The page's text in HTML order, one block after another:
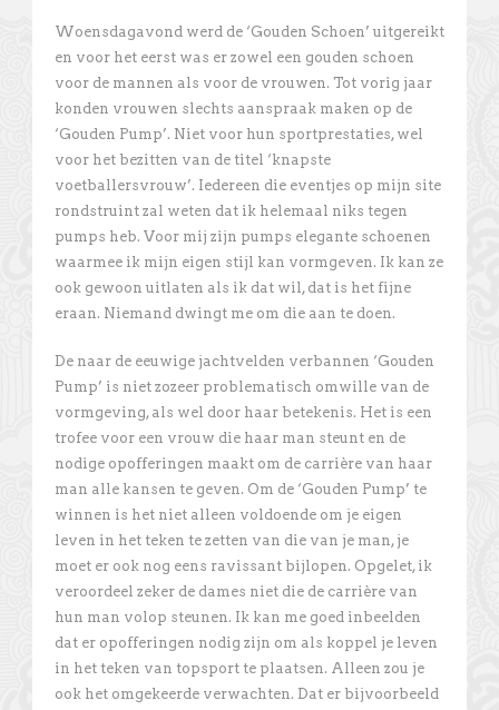
Woensdagavond werd de ‘Gouden Schoen’ uitgereikt
en voor het eerst was er zowel een gouden schoen
voor de mannen als voor de vrouwen. Tot vorig jaar
konden vrouwen slechts aanspraak maken op de
‘Gouden Pump’. Niet voor hun sportprestaties, wel
voor het bezitten van de titel ‘knapste
voetballersvrouw’. Iedereen die eventjes op mijn site
rondstruint zal weten dat ik helemaal niks tegen
pumps heb. Voor mij zijn pumps elegante schoenen
waarmee ik mijn eigen stijl kan vormgeven. Ik kan ze
ook gewoon uitlaten als ik dat wil, dat is het fijne
eraan. Niemand dwingt me om die aan te doen.
De naar de eeuwige jachtvelden verbannen ‘Gouden
Pump’ is niet zozeer problematisch omwille van de
vormgeving, als wel door haar betekenis. Het is een
trofee voor een vrouw die haar man steunt en de
nodige opofferingen maakt om de carrière van haar
man alle kansen te geven. Om de ‘Gouden Pump’ te
winnen is het niet alleen voldoende om je eigen
leven in het teken te zetten van die van je man, je
moet er ook nog eens ravissant bijlopen. Opgelet, ik
veroordeel zeker de dames niet die de carrière van
hun man volop steunen. Ik kan me goed inbeelden
dat er opofferingen nodig zijn om als koppel je leven
in het teken van topsport te plaatsen. Alleen zou je
ook het omgekeerde verwachten. Dat er bijvoorbeeld